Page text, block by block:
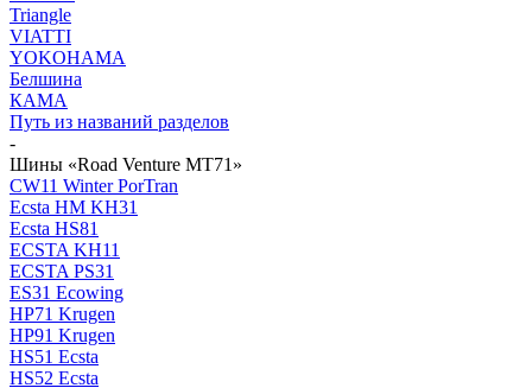
Triangle
VIATTI
YOKOHAMA
Белшина
КАМА
Путь из названий разделов
-
Шины «Road Venture MT71»
CW11 Winter PorTran
Ecsta HM KH31
Ecsta HS81
ECSTA KH11
ECSTA PS31
ES31 Ecowing
HP71 Krugen
HP91 Krugen
HS51 Ecsta
HS52 Ecsta